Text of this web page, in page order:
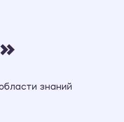
Лабораторная работа
знаний